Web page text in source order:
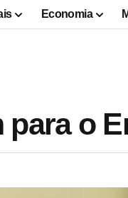
Economia
o